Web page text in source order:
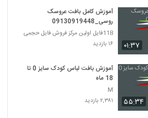
۰۱:۳۷
آموزش کامل بافت عروسک
روسی_09130919448
118فایل اولین مرکز فروش فایل حجمی
۱۶ بازدید
۵۵:۳۴
آموزش بافت لباس کودک سایز 0 تا
18 ماه
M
۲,۳۸۱ بازدید